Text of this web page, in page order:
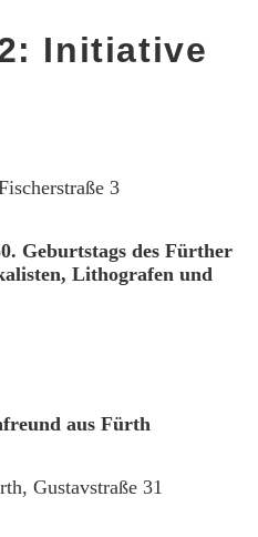
Initiative
3
Geburtstags des Fürther
Lithografen und
aus Fürth
Gustavstraße 31